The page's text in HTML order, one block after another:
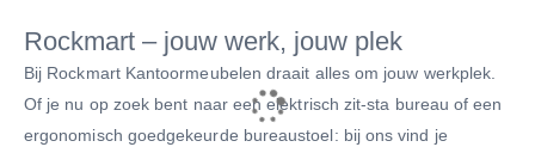
Rockmart – jouw werk, jouw plek
Bij Rockmart Kantoormeubelen draait alles om jouw werkplek.
Of je nu op zoek bent naar een elektrisch zit-sta bureau of een
ergonomisch goedgekeurde bureaustoel: bij ons vind je